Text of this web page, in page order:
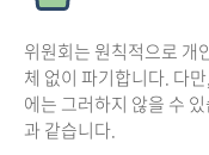
위원회는 원칙적으로 개
체 없이 파기합니다. 다
에는 그러하지 않을 수
과 같습니다.